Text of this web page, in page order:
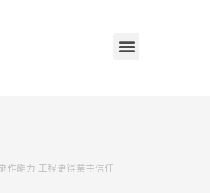
作能力 工程更得業主信任